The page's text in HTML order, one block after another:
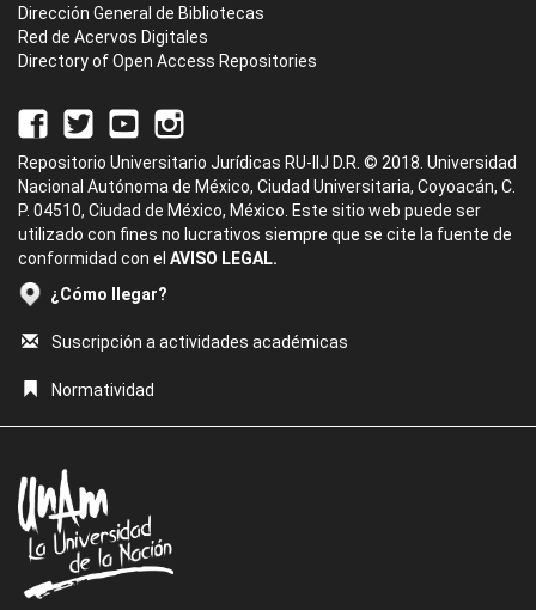
Dirección General de Bibliotecas
Red de Acervos Digitales
Directory of Open Access Repositories
Repositorio Universitario Jurídicas RU-IIJ D.R. © 2018. Universidad
Nacional Autónoma de México, Ciudad Universitaria, Coyoacán, C.
P. 04510, Ciudad de México, México. Este sitio web puede ser
utilizado con fines no lucrativos siempre que se cite la fuente de
conformidad con el AVISO LEGAL.
¿Cómo llegar?
Suscripción a actividades académicas
Normatividad